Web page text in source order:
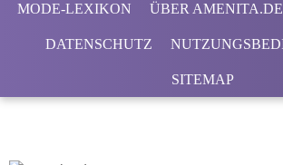
MODE-LEXIKON ÜBER AMENITA.DE
DATENSCHUTZ
SITEMAP